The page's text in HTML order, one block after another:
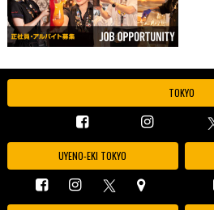
TOKYO
UYENO-EKI TOKYO